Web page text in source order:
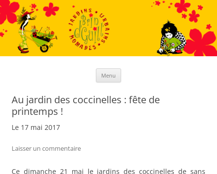
Menu
Au jardin des coccinelles : fête de
printemps !
Le 17 mai 2017
Laisser un commentaire
Ce dimanche 21 mai le jardins des coccinelles de sans